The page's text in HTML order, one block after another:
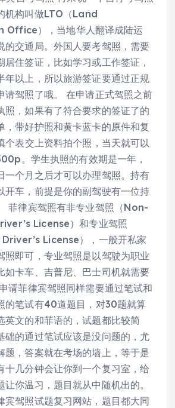
机构叫做LTO（Land
），当地华人翻译成陆运
的交通局。外国人要考驾照，需要
居住签证，比如学习或工作签证，
年以上，所以旅游签证要通过正规
请驾照了哦。 在申请正式驾照之前
照，如果有了符合要求的签证了的
，带好护照和黄卡蓝卡的原件和复
个表交上资料拍个照，当天就可以
。学生执照的有效期是一年，
一个月之后才可以办理驾照。持有
开车，前提是你的副驾驶有一位持
菲律宾驾照有非专业驾照（Non-
License）和专业驾照
License），一般开私家
照即可，专业驾照是以驾驶为职业
如卡车、吉普尼、巴士司机就需要
请菲律宾驾照同样需要通过笔试和
的笔试有40道题目，对30题就算
英文的和菲语的，试题都比较简
础的通过笔试应该是没问题的，尤
题，答案就在考场的墙上，等于是
十几分钟会让你到一个复习室，给
你温习，题目就从中随机出的。
宾驾照试题复习网站，题目都大同